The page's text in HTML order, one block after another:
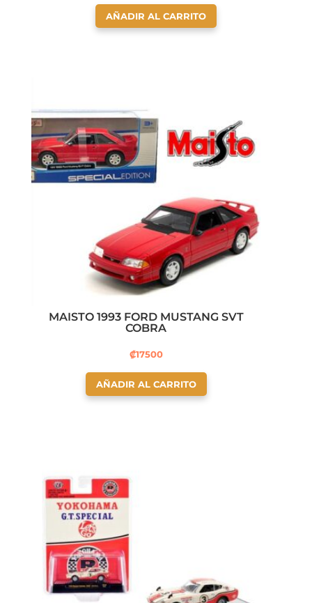
AÑADIR AL CARRITO
MAISTO 1993 FORD MUSTANG SVT
COBRA
₡17500
AÑADIR AL CARRITO